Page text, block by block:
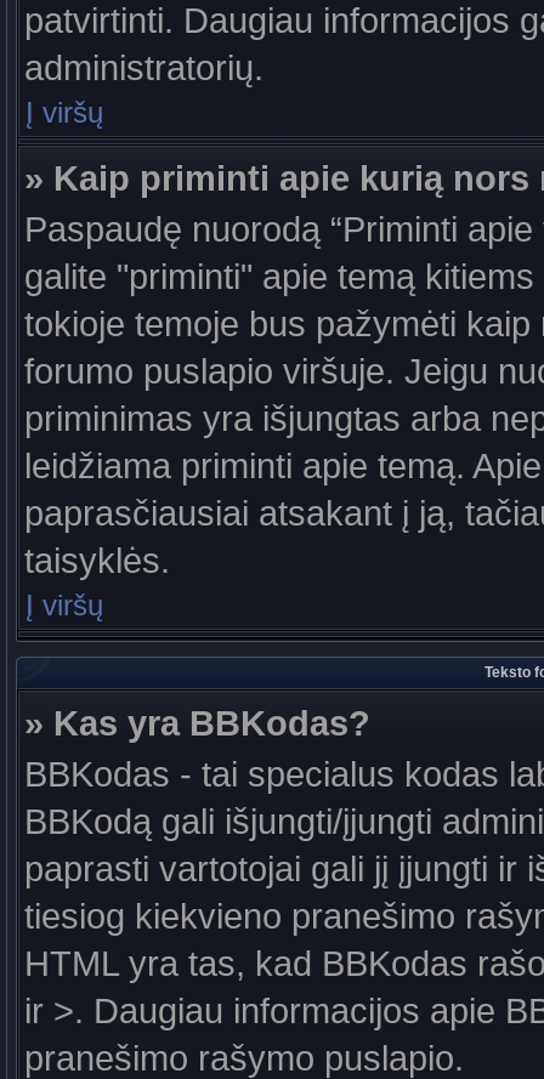
patvirtinti. Daugiau informacijos
administratorių.
Į viršų
» Kaip priminti apie kurią nors
Paspaudę nuorodą “Priminti
galite "priminti" apie temą
tokioje temoje bus pažymėti
forumo puslapio viršuje. Jeigu
priminimas yra išjungtas arba
leidžiama priminti apie temą.
paprasčiausiai atsakant į ją,
taisyklės.
Į viršų
Teksto
» Kas yra BBKodas?
BBKodas - tai specialus kodas
BBKodą gali išjungti/įjungti
paprasti vartotojai gali jį įjungti ir
tiesiog kiekvieno pranešimo
HTML yra tas, kad BBKodas
ir >. Daugiau informacijos apie
pranešimo rašymo puslapio.